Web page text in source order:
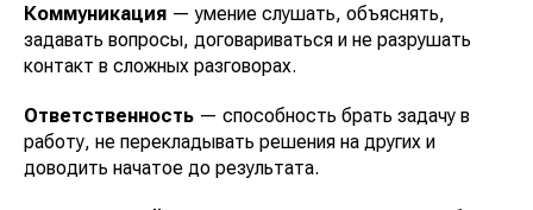
Коммуникация — умение слушать, объяснять,
задавать вопросы, договариваться и не разрушать
контакт в сложных разговорах.
Ответственность — способность брать задачу в
работу, не перекладывать решения на других и
доводить начатое до результата.